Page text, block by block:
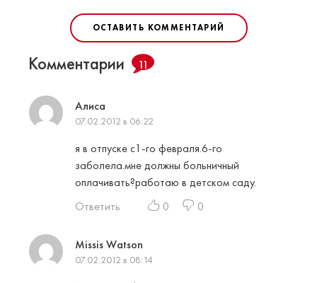
ОСТАВИТЬ КОММЕНТАРИЙ
Комментарии 11
Aлиса
07.02.2012 в 06:22
я в отпуске с1-го февраля.6-го
заболела.мне должны больничный
оплачивать?работаю в детском саду.
Ответить
0 0
Missis Watson
07.02.2012 в 08:14